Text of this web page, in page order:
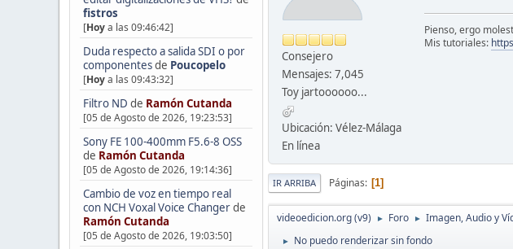
fistros
[Hoya las 09:46:42]
Duda respecto a salida SDI o por
componentesde Poucopelo
[Hoya las 09:43:32]
Filtro ND de Ramón Cutanda
[05 de Agosto de 2026, 19:23:53]
Sony FE 100-400mm F5.6-8 OSS
de Ramón Cutanda
[05 de Agosto de 2026, 19:14:36]
Cambio de voz en tiempo real
con NCH Voxal Voice Changerde
Ramón Cutanda
[05 de Agosto de 2026, 19:03:50]
Consejero
Mensajes: 7,045
Toy jartoooooo...
Ubicación: Vélez-Málaga
En línea
Pienso, ergo
Mis tutoriales:
IR ARRIBA Páginas 1
videoedicion.org (v9) ► Foro ► Imagen, Audio y
► No puedo renderizar sin fondo